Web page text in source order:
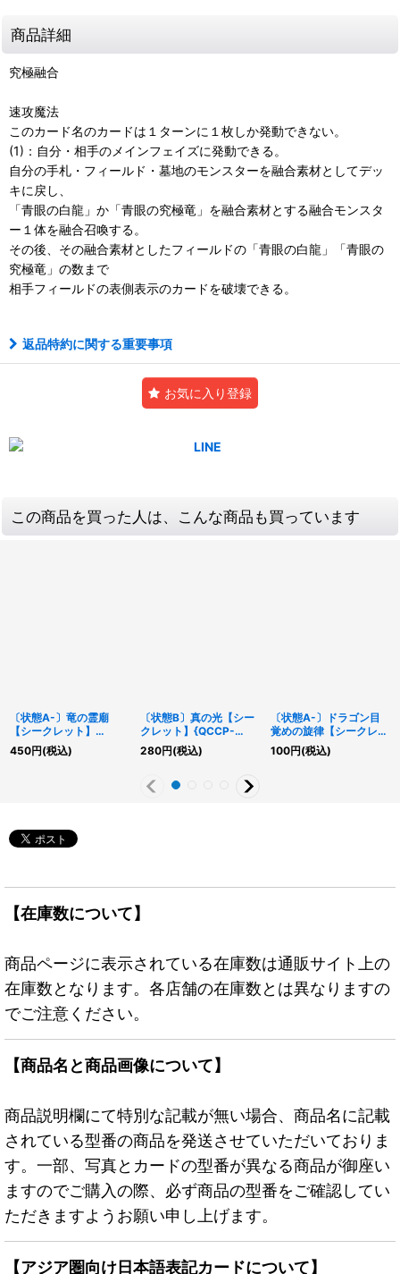
商品詳細
究極融合
速攻魔法
このカード名のカードは１ターンに１枚しか発動できない。
(1)：自分・相手のメインフェイズに発動できる。
自分の手札・フィールド・墓地のモンスターを融合素材としてデッ
キに戻し、
「青眼の白龍」か「青眼の究極竜」を融合素材とする融合モンスタ
ー１体を融合召喚する。
その後、その融合素材としたフィールドの「青眼の白龍」「青眼の
究極竜」の数まで
相手フィールドの表側表示のカードを破壊できる。
返品特約に関する重要事項
お気に入り登録
この商品を買った人は、こんな商品も買っています
〔状態A-〕竜の霊廟
【シークレット】
{QCCP-JP194}《魔
法》
450円(税込)
〔状態B〕真の光【シー
クレット】{QCCP-
JP014}《罠》
280円(税込)
〔状態A-〕ドラゴン目
覚めの旋律【シークレッ
ト】{RC03-JP036}
《魔法》
100円(税込)
【在庫数について】
商品ページに表示されている在庫数は通販サイト上の
在庫数となります。各店舗の在庫数とは異なりますの
でご注意ください。
【商品名と商品画像について】
商品説明欄にて特別な記載が無い場合、商品名に記載
されている型番の商品を発送させていただいておりま
す。一部、写真とカードの型番が異なる商品が御座い
ますのでご購入の際、必ず商品の型番をご確認してい
ただきますようお願い申し上げます。
【アジア圏向け日本語表記カードについて】